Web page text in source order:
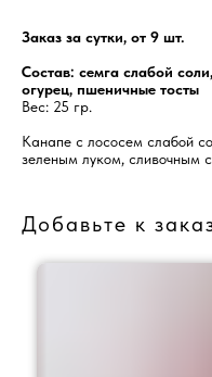
Заказ за сутки, от 9 шт.
Состав: семга слабой
огурец, пшеничные тосты
Вес: 25 гр.
Канапе с лососем слабой
зеленым луком, сливочным
Добавьте к